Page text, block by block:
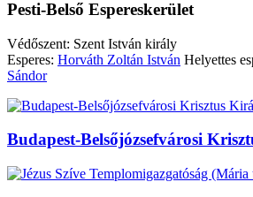
Pesti-Belső Espereskerület
Védőszent: Szent István király
Esperes: Horváth Zoltán István Helyettes
Sándor
Budapest-Belsőjózsefvárosi